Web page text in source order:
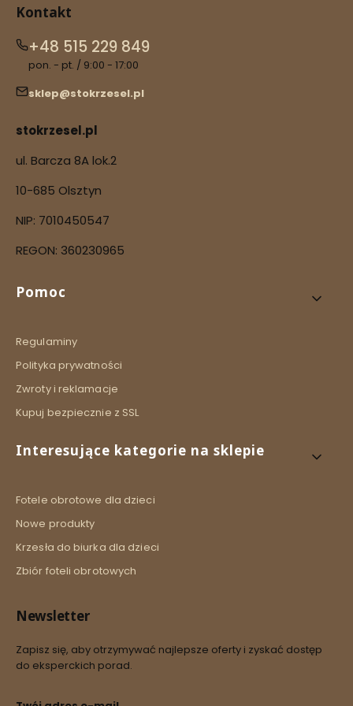
Kontakt
+48 515 229 849
pon. - pt. / 9:00 - 17:00
sklep@stokrzesel.pl
stokrzesel.pl
ul. Barcza 8A lok.2
10-685 Olsztyn
NIP: 7010450547
REGON: 360230965
Linki w stopce
Pomoc
Regulaminy
Polityka prywatności
Zwroty i reklamacje
Kupuj bezpiecznie z SSL
Interesujące kategorie na sklepie
Fotele obrotowe dla dzieci
Nowe produkty
Krzesła do biurka dla dzieci
Zbiór foteli obrotowych
Newsletter
Zapisz się, aby otrzymywać najlepsze oferty i zyskać dostęp
do eksperckich porad.